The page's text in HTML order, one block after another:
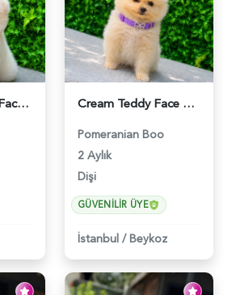
Premium Teddy Face Pomeranian Boo Dişi Yavrumuz Yeni Ailesini Bekliyor - 5628 Cream Teddy Face Pomeranian Boo Dişi | Ruhsatlı | Sağlık ve Irk Garantili - 5629
Pomeranian Boo
2 Aylık
Dişi
GÜVENILIR ÜYE
İstanbul / Beykoz